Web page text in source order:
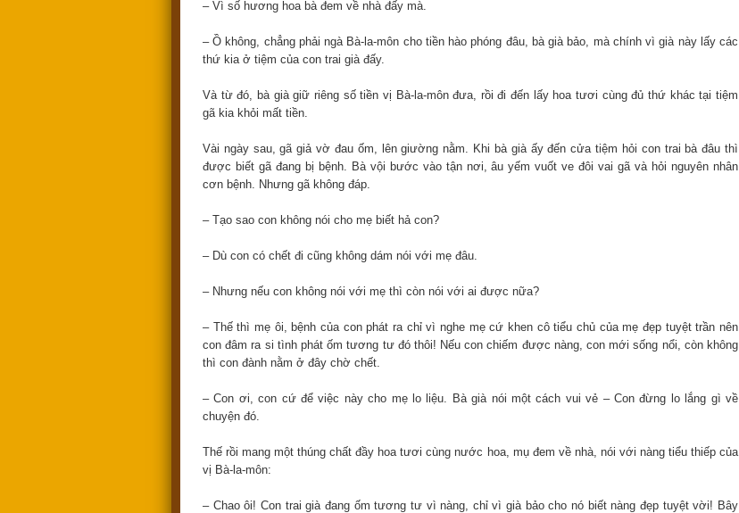
– Vì số hương hoa bà đem về nhà đấy mà.
– Ồ không, chẳng phải ngà Bà-la-môn cho tiền hào phóng đâu, bà già bảo, mà chính vì già này lấy các
thứ kia ở tiệm của con trai già đấy.
Và từ đó, bà già giữ riêng số tiền vị Bà-la-môn đưa, rồi đi đến lấy hoa tươi cùng đủ thứ khác tại tiệm
gã kia khỏi mất tiền.
Vài ngày sau, gã giả vờ đau ốm, lên giường nằm. Khi bà già ấy đến cửa tiệm hỏi con trai bà đâu thì
được biết gã đang bị bệnh. Bà vội bước vào tận nơi, âu yếm vuốt ve đôi vai gã và hỏi nguyên nhân
cơn bệnh. Nhưng gã không đáp.
– Tạo sao con không nói cho mẹ biết hả con?
– Dù con có chết đi cũng không dám nói với mẹ đâu.
– Nhưng nếu con không nói với mẹ thì còn nói với ai được nữa?
– Thế thì mẹ ôi, bệnh của con phát ra chỉ vì nghe mẹ cứ khen cô tiểu chủ của mẹ đẹp tuyệt trần nên
con đâm ra si tình phát ốm tương tư đó thôi! Nếu con chiếm được nàng, con mới sống nổi, còn không
thì con đành nằm ở đây chờ chết.
– Con ơi, con cứ để việc này cho mẹ lo liệu. Bà già nói một cách vui vẻ – Con đừng lo lắng gì về
chuyện đó.
Thế rồi mang một thúng chất đầy hoa tươi cùng nước hoa, mụ đem về nhà, nói với nàng tiểu thiếp của
vị Bà-la-môn:
– Chao ôi! Con trai già đang ốm tương tư vì nàng, chỉ vì già bảo cho nó biết nàng đẹp tuyệt vời! Bây